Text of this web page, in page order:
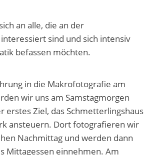
an alle, die an der
sind und sich intensiv
befassen möchten.
in die Makrofotografie am
wir uns am Samstagmorgen
erstes Ziel, das Schmetterlingshaus
ansteuern. Dort fotografieren wir
Nachmittag und werden dann
Mittagessen einnehmen. Am